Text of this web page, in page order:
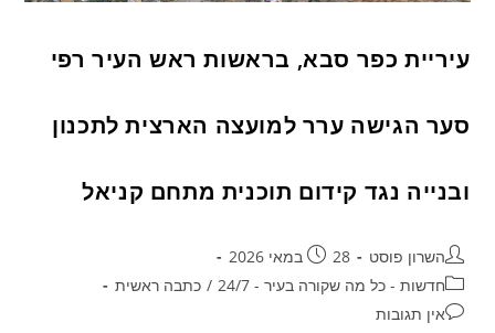
עיריית כפר סבא, בראשות ראש העיר רפי
סער הגישה ערר למועצה הארצית לתכנון
ובנייה נגד קידום תוכנית מתחם קניאל
השרון פוסט
28 במאי 2026
חדשות - כל מה שקורה בעיר - 24/7
/ כתבה ראשית
אין תגובות